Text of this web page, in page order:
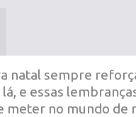
natal sempre
e essas
meter no mundo de